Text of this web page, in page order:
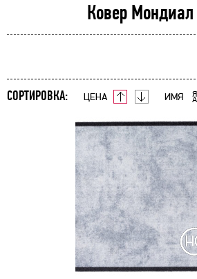
Ковер
СОРТИРОВКА: ЦЕНА ИМЯ